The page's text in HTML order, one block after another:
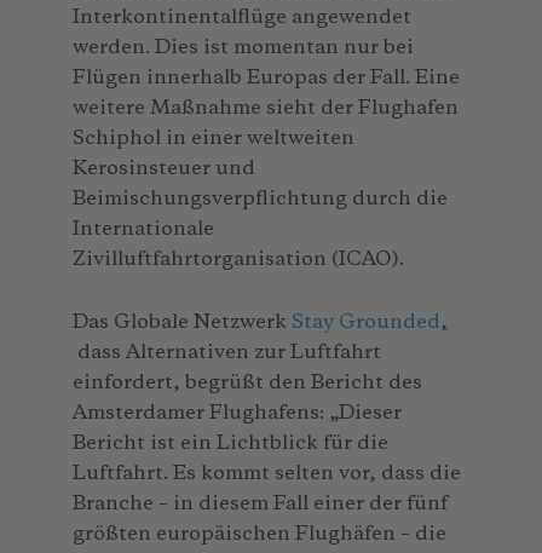
Interkontinentalflüge angewendet
werden. Dies ist momentan nur bei
Flügen innerhalb Europas der Fall. Eine
weitere Maßnahme sieht der Flughafen
Schiphol in einer weltweiten
Kerosinsteuer und
Beimischungsverpflichtung durch die
Internationale
Zivilluftfahrtorganisation (ICAO).
Das Globale Netzwerk Stay Grounded,
dass Alternativen zur Luftfahrt
einfordert, begrüßt den Bericht des
Amsterdamer Flughafens: „Dieser
Bericht ist ein Lichtblick für die
Luftfahrt. Es kommt selten vor, dass die
Branche – in diesem Fall einer der fünf
größten europäischen Flughäfen – die